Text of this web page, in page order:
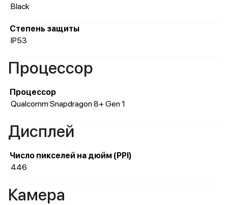
Black
Степень защиты
IP53
Процессор
Процессор
Qualcomm Snapdragon 8+ Gen 1
Дисплей
Число пикселей на дюйм (PPI)
446
Камера